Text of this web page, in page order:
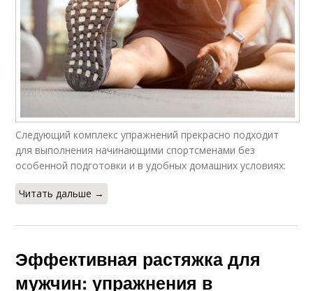
Следующий комплекс упражнений прекрасно подходит
для выполнения начинающими спортсменами без
особенной подготовки и в удобных домашних условиях:
Читать дальше →
Эффективная растяжка для
мужчин: упражнения в